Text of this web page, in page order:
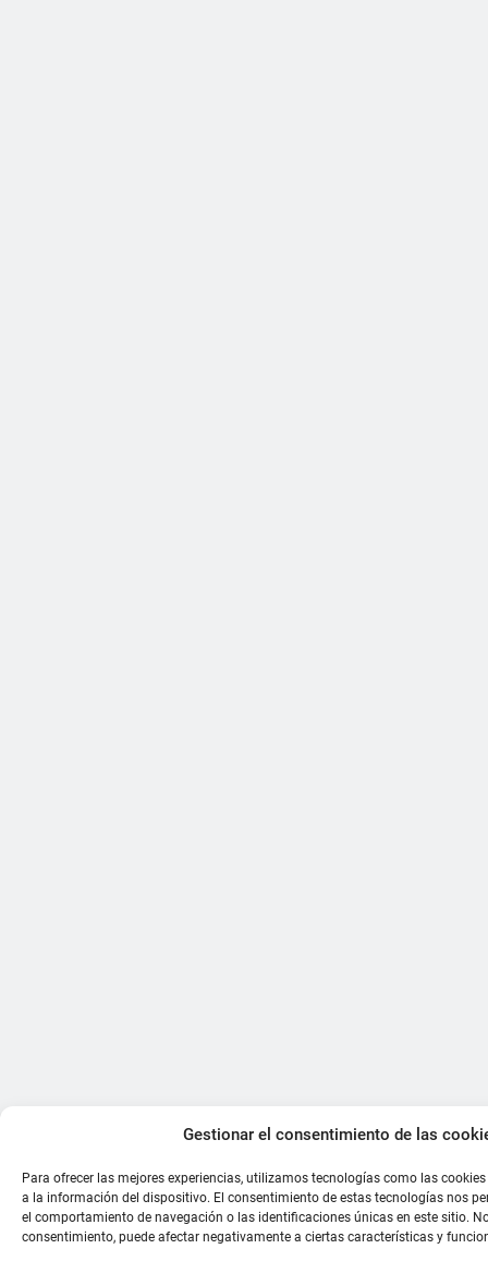
Gestionar el consentimiento de las
Para ofrecer las mejores experiencias, utilizamos tecnologías como las
a la información del dispositivo. El consentimiento de estas tecnologías nos
el comportamiento de navegación o las identificaciones únicas en este sitio.
consentimiento, puede afectar negativamente a ciertas características y